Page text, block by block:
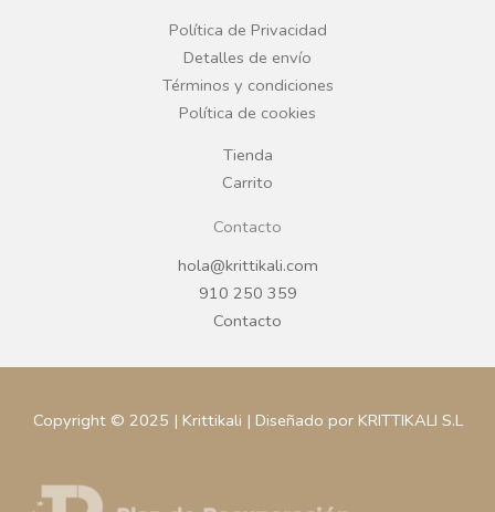
o
k
r
a
Política de Privacidad
Detalles de envío
Términos y condiciones
Política de cookies
Tienda
Carrito
Contacto
hola@krittikali.com
910 250 359
Contacto
Copyright © 2025 | Krittikali | Diseñado por KRITTIKALI S.L